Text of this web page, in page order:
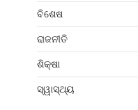
ବିଶେଷ
ରାଜନୀତି
ଶିକ୍ଷା
ସ୍ୱାସ୍ଥ୍ୟ